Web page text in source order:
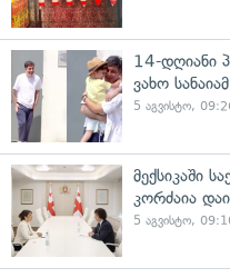
14-დღიანი
ვახო
5 აგვისტო,
მექსიკაში
კორძაია
5 აგვისტო,